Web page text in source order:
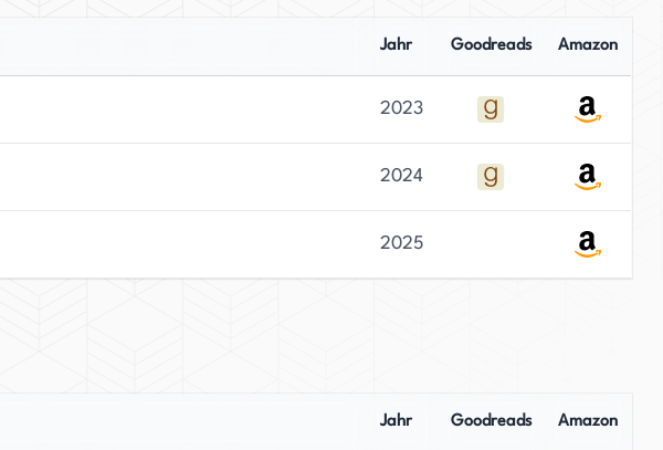
Jahr Goodreads Amazon
2023
2024
2025
Jahr Goodreads Amazon